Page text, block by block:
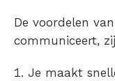
De voordelen
communiceert,
Je maakt